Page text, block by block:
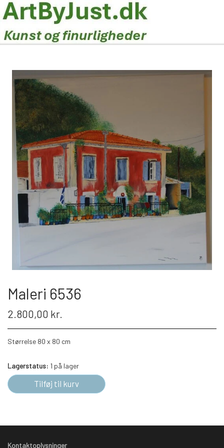
Maleri 6536
2.800,00 kr.
Størrelse 80 x 80 cm
Lagerstatus: 1 på lager
Tilføj til kurv
Kontaktoplysninger